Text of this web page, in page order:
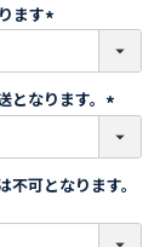
)
ます
必
須
)
なります。
必
須
)
不可となります。